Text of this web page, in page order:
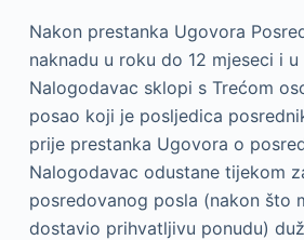
Nakon prestanka Ugovora
naknadu u roku do 12 mjeseci i
Nalogodavac sklopi s Trećom
posao koji je posljedica
prije prestanka Ugovora o
Nalogodavac odustane tijekom
posredovanog posla (nakon što
dostavio prihvatljivu ponudu)